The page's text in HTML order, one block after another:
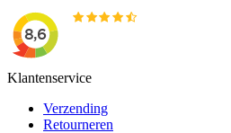
Klantenservice
Verzending
Retourneren